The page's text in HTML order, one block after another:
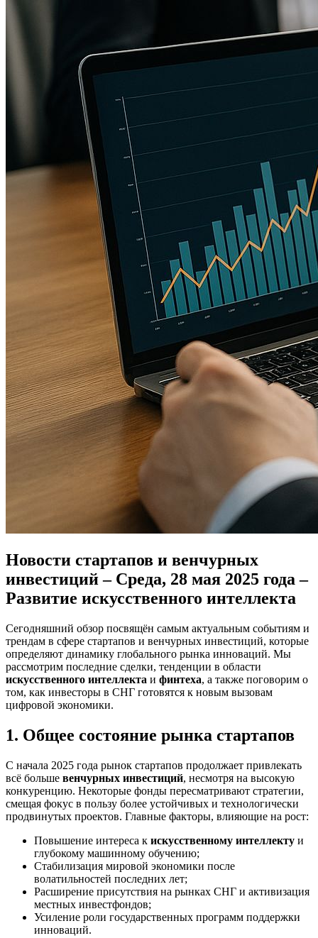
Новости стартапов и венчурных
инвестиций – Среда, 28 мая 2025 года –
Развитие искусственного интеллекта
Сегодняшний обзор посвящён самым актуальным событиям и
трендам в сфере стартапов и венчурных инвестиций, которые
определяют динамику глобального рынка инноваций. Мы
рассмотрим последние сделки, тенденции в области
искусственного интеллекта и финтеха, а также поговорим о
том, как инвесторы в СНГ готовятся к новым вызовам
цифровой экономики.
1. Общее состояние рынка стартапов
С начала 2025 года рынок стартапов продолжает привлекать
всё больше венчурных инвестиций, несмотря на высокую
конкуренцию. Некоторые фонды пересматривают стратегии,
смещая фокус в пользу более устойчивых и технологически
продвинутых проектов. Главные факторы, влияющие на рост:
Повышение интереса к искусственному интеллекту и
глубокому машинному обучению;
Стабилизация мировой экономики после
волатильностей последних лет;
Расширение присутствия на рынках СНГ и активизация
местных инвестфондов;
Усиление роли государственных программ поддержки
инноваций.